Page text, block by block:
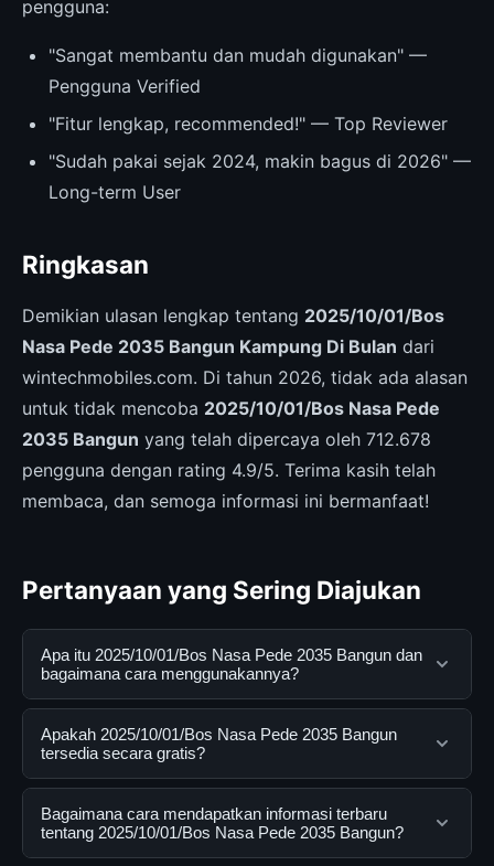
pengguna:
"Sangat membantu dan mudah digunakan" —
Pengguna Verified
"Fitur lengkap, recommended!" — Top Reviewer
"Sudah pakai sejak 2024, makin bagus di 2026" —
Long-term User
Ringkasan
Demikian ulasan lengkap tentang 2025/10/01/Bos
Nasa Pede 2035 Bangun Kampung Di Bulan dari
wintechmobiles.com. Di tahun 2026, tidak ada alasan
untuk tidak mencoba 2025/10/01/Bos Nasa Pede
2035 Bangun yang telah dipercaya oleh 712.678
pengguna dengan rating 4.9/5. Terima kasih telah
membaca, dan semoga informasi ini bermanfaat!
Pertanyaan yang Sering Diajukan
Apa itu 2025/10/01/Bos Nasa Pede 2035 Bangun dan
bagaimana cara menggunakannya?
2025/10/01/Bos Nasa Pede 2035 Bangun adalah
layanan digital yang dirancang untuk membantu
pengguna mendapatkan informasi lengkap dan
terpercaya. Anda dapat menggunakannya dengan
mengunjungi situs resmi dan mengikuti panduan yang
tersedia.
Apakah 2025/10/01/Bos Nasa Pede 2035 Bangun
tersedia secara gratis?
Ya, 2025/10/01/Bos Nasa Pede 2035 Bangun dapat
diakses secara gratis oleh semua pengguna. Tidak ada
biaya tersembunyi atau langganan yang diperlukan
Bagaimana cara mendapatkan informasi terbaru
tentang 2025/10/01/Bos Nasa Pede 2035 Bangun?